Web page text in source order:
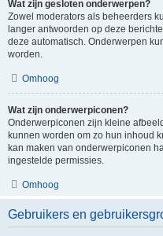
Wat zijn gesloten onderwerpen?
Zowel moderators als beheerders
langer antwoorden op deze
deze automatisch. Onderwerpen
worden.
Omhoog
Wat zijn onderwerpiconen?
Onderwerpiconen zijn kleine
kunnen worden om zo hun inhoud
kan maken van onderwerpiconen
ingestelde permissies.
Omhoog
Gebruikers en